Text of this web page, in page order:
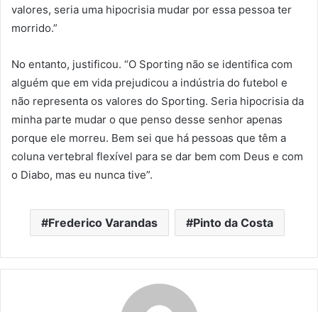
valores, seria uma hipocrisia mudar por essa pessoa ter
morrido.”
No entanto, justificou. “O Sporting não se identifica com
alguém que em vida prejudicou a indústria do futebol e
não representa os valores do Sporting. Seria hipocrisia da
minha parte mudar o que penso desse senhor apenas
porque ele morreu. Bem sei que há pessoas que têm a
coluna vertebral flexível para se dar bem com Deus e com
o Diabo, mas eu nunca tive”.
Frederico Varandas Pinto da Costa